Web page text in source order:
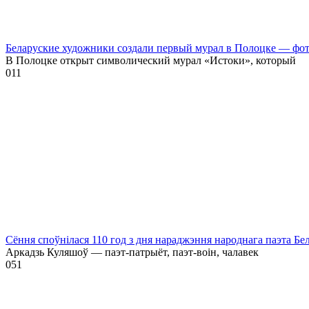
Беларуские художники создали первый мурал в Полоцке —
В Полоцке открыт символический мурал «Истоки», который
011
Сёння споўнілася 110 год з дня нараджэння народнага паэта
Аркадзь Куляшоў — паэт-патрыёт, паэт-воін, чалавек
051